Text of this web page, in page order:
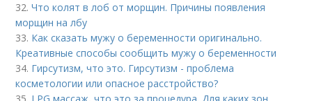
32.Что колят в лоб от морщин. Причины появления
морщин на лбу
33. Как сказать мужу о беременности оригинально.
Креативные способы сообщить мужу о беременности
34. Гирсутизм, что это. Гирсутизм - проблема
косметологии или опасное расстройство?